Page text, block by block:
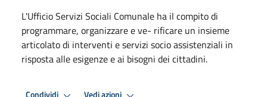
L'Ufficio Servizi Sociali Comunale ha il compito di
programmare, organizzare e ve- rificare un insieme
articolato di interventi e servizi socio assistenziali in
risposta alle esigenze e ai bisogni dei cittadini.